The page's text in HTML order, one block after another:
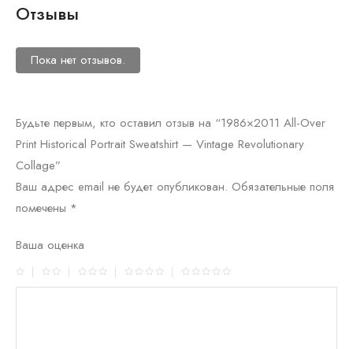
Отзывы
Пока нет отзывов.
Будьте первым, кто оставил отзыв на “1986×2011 All-Over
Print Historical Portrait Sweatshirt — Vintage Revolutionary
Collage”
Ваш адрес email не будет опубликован. Обязательные поля
помечены *
Ваша оценка